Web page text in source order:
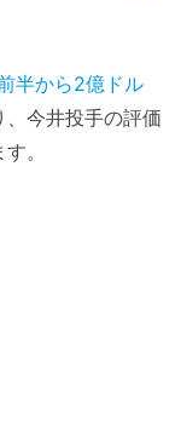
半から2億ドル
、今井投手の評価
。